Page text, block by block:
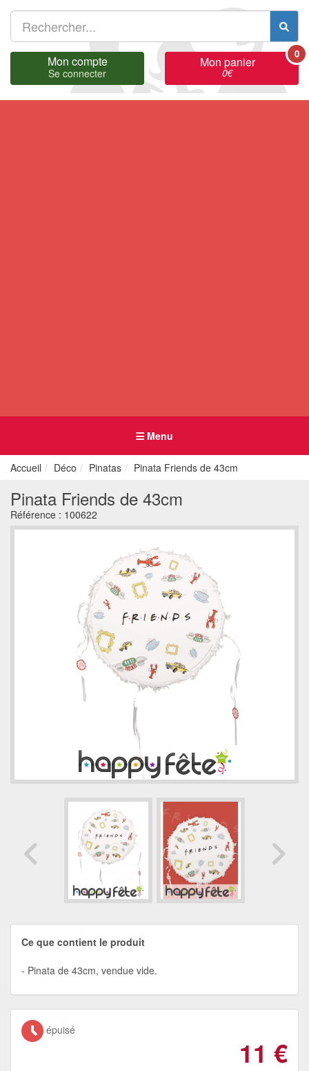
Mon compte
Se connecter
Mon panier
0€
0
Menu
Accueil Déco Pinatas Pinata Friends de 43cm
Pinata Friends de 43cm
Référence : 100622
Ce que contient le produit
Pinata de 43cm, vendue vide.
épuisé
11 €